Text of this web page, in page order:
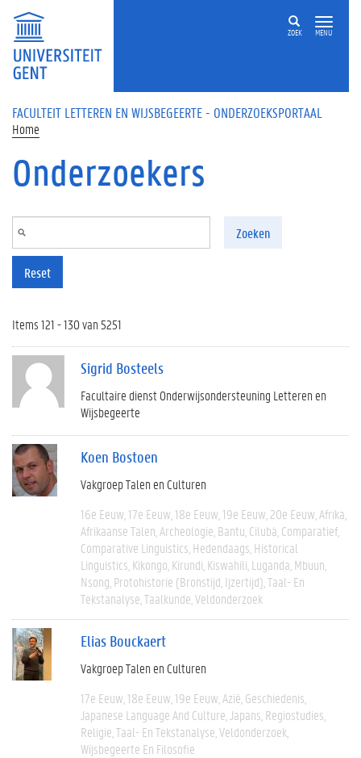
Overslaan en naar de inhoud gaan
ZOEK MENU
FACULTEIT LETTEREN EN WIJSBEGEERTE - ONDERZOEKSPORTAAL
Home
Onderzoekers
Zoeken
Reset
Items 121 - 130 van 5251
Sigrid Bosteels
Facultaire dienst Onderwijsondersteuning Letteren en
Wijsbegeerte
Koen Bostoen
Vakgroep Talen en Culturen
16e Eeuw 17e Eeuw 18e Eeuw 19e Eeuw 20e Eeuw Afrika
Afrikaanse Talen Archeologie Bantu Cilubà Comparatief
Comparative Linguistics Hedendaags Historical
Linguistics Kikongo Kirundi Kiswahili Luganda Mbuun
Nsong Protohistorie (bronstijd, Ijzertijd) Taal- En
Tekstanalyse Taalkunde Veldonderzoek
Elias Bouckaert
Vakgroep Talen en Culturen
17e Eeuw 18e Eeuw 19e Eeuw Azië Geschiedenis
Japanese Language And Culture Japans Regiostudies
Religie Taal- En Tekstanalyse Veldonderzoek
Wijsbegeerte En Filosofie